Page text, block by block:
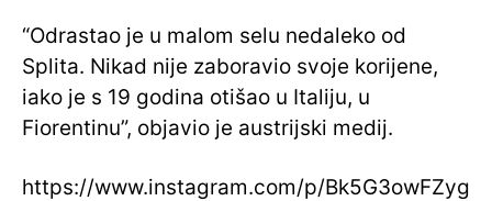
“Odrastao je u malom selu nedaleko od
Splita. Nikad nije zaboravio svoje korijene,
iako je s 19 godina otišao u Italiju, u
Fiorentinu”, objavio je austrijski medij.
https://www.instagram.com/p/Bk5G3owFZyg